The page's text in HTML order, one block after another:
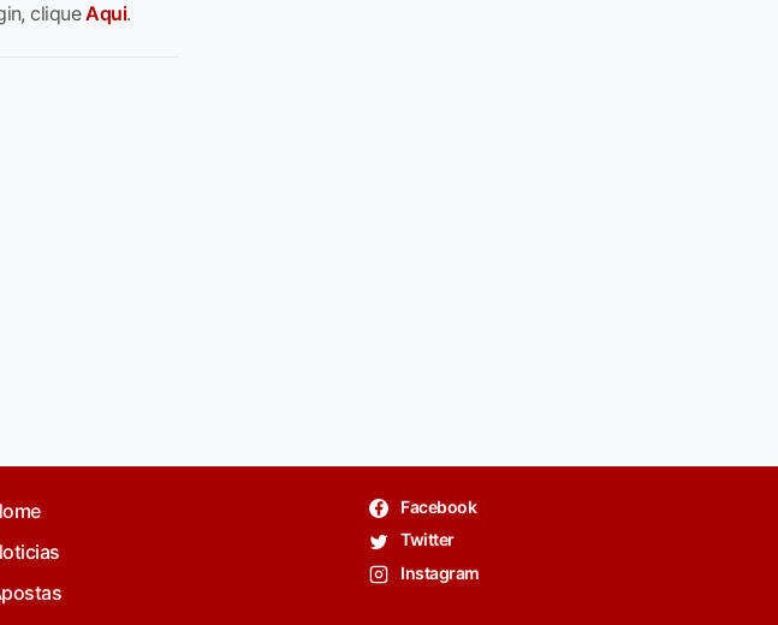
cliqueAqui.
Facebook
Twitter
Instagram